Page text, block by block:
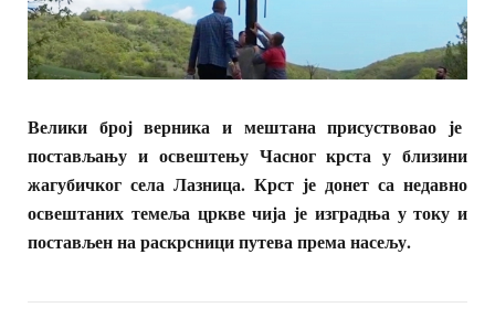
Велики број верника и мештана присуствовао је
постављању и освештењу Часног крста у близини
жагубичког села Лазница. Крст је донет са недавно
освештаних темеља цркве чија је изградња у току и
постављен на раскрсници путева према насељу.